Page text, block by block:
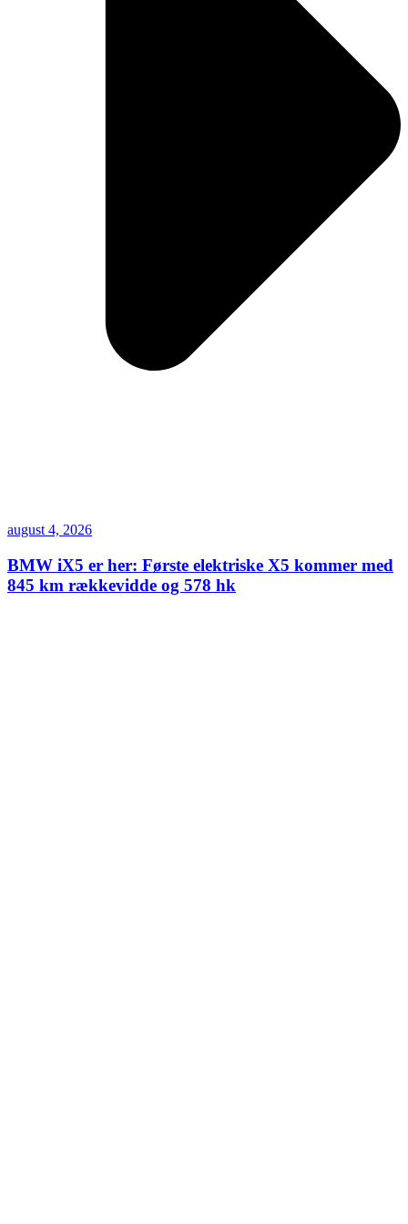
august 4, 2026
BMW iX5 er her: Første elektriske X5 kommer med
845 km rækkevidde og 578 hk